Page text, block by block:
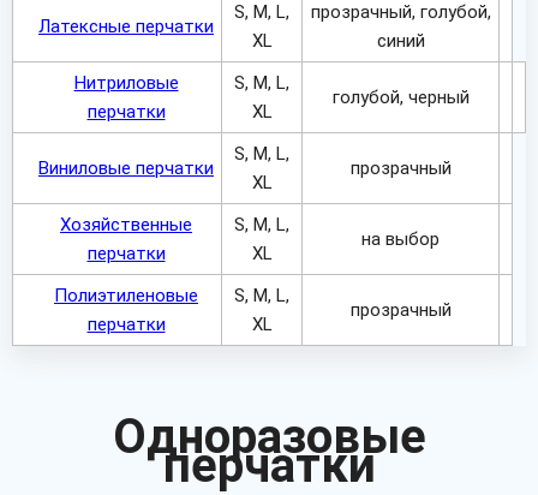
Латексные перчатки
S, M, L,
XL
прозрачный, голубой,
синий
Нитриловые
перчатки
S, M, L,
XL
голубой, черный
Виниловые перчатки
S, M, L,
XL
прозрачный
Хозяйственные
перчатки
S, M, L,
XL
на выбор
Полиэтиленовые
перчатки
S, M, L,
XL
прозрачный
Одноразовые
перчатки